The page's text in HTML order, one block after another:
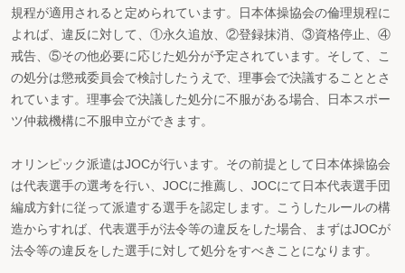
規程が適用されると定められています。日本体操協会の倫理規程に
よれば、違反に対して、①永久追放、②登録抹消、③資格停止、④
戒告、⑤その他必要に応じた処分が予定されています。そして、こ
の処分は懲戒委員会で検討したうえで、理事会で決議することとさ
れています。理事会で決議した処分に不服がある場合、日本スポー
ツ仲裁機構に不服申立ができます。
オリンピック派遣はJOCが行います。その前提として日本体操協会
は代表選手の選考を行い、JOCに推薦し、JOCにて日本代表選手団
編成方針に従って派遣する選手を認定します。こうしたルールの構
造からすれば、代表選手が法令等の違反をした場合、まずはJOCが
法令等の違反をした選手に対して処分をすべきことになります。